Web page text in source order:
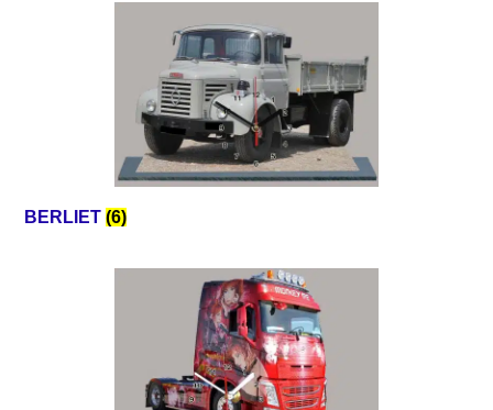
BERLIET (6)